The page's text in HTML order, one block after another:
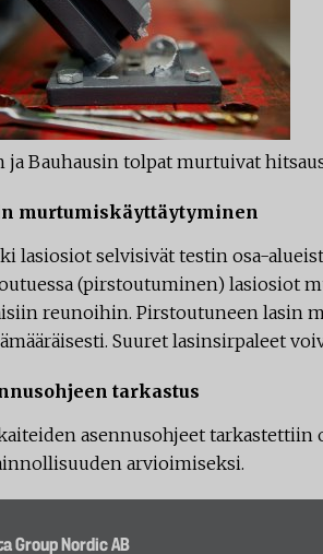
ja Bauhausin tolpat murtuivat
murtumiskäyttäytyminen
lasiosiot selvisivät testin osa-
(pirstoutuminen) lasiosiot
reunoihin. Pirstoutuneen lasin
Suuret lasinsirpaleet
tarkastus
asennusohjeet tarkastettiin
arvioimiseksi.
Group Nordic AB